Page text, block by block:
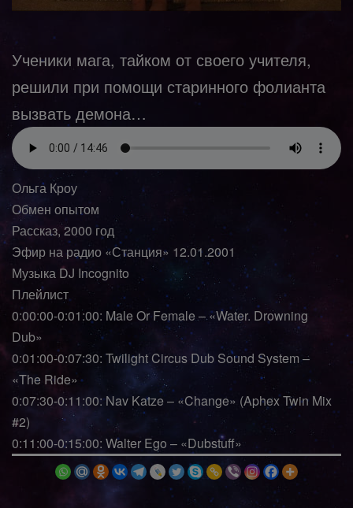
Ученики мага, тайком от своего учителя,
решили при помощи старинного фолианта
вызвать демона…
Ольга Кроу
Обмен опытом
Рассказ, 2000 год
Эфир на радио «Станция» 12.01.2001
Музыка DJ Incognito
Плейлист
0:00:00-0:01:00: Male Or Female – «Water. Drowning
Dub»
0:01:00-0:07:30: Twilight Circus Dub Sound System –
«The Ride»
0:07:30-0:11:00: Nav Katze – «Change» (Aphex Twin Mix
#2)
0:11:00-0:15:00: Walter Ego – «Dubstuff»